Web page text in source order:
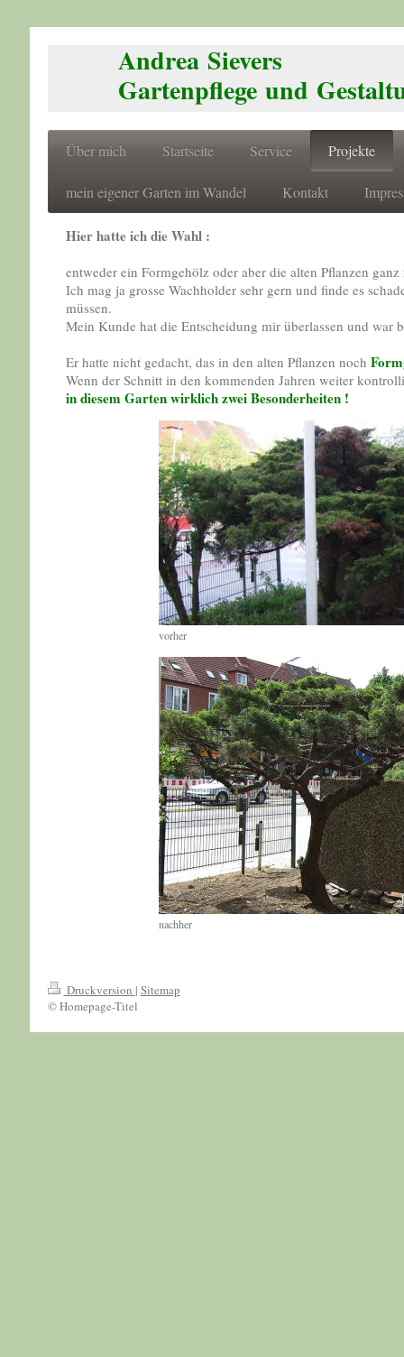
Andrea Sievers
Gartenpflege und
Über mich Startseite Service Projekte
mein eigener Garten im Wandel Kontakt
Hier hatte ich die Wahl :
entweder ein Formgehölz oder aber die alten Pflanzen ganz
Ich mag ja grosse Wachholder sehr gern und finde es
müssen.
Mein Kunde hat die Entscheidung mir überlassen und war
Er hatte nicht gedacht, das in den alten Pflanzen noch
Wenn der Schnitt in den kommenden Jahren weiter
in diesem Garten wirklich zwei Besonderheiten !
vorher
nachher
Druckversion | Sitemap
© Homepage-Titel